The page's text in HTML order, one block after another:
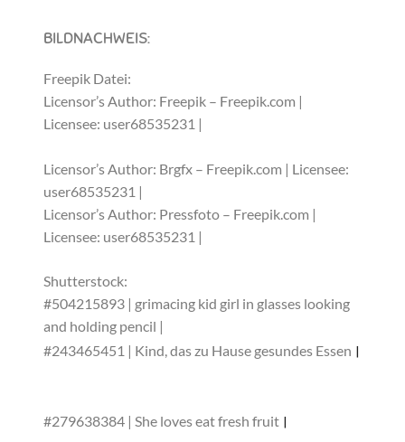
BILDNACHWEIS:
Freepik Datei:
Licensor’s Author: Freepik – Freepik.com |
Licensee: user68535231 |
Licensor’s Author: Brgfx – Freepik.com | Licensee:
user68535231 |
Licensor’s Author: Pressfoto – Freepik.com |
Licensee: user68535231 |
Shutterstock:
#504215893 | grimacing kid girl in glasses looking
and holding pencil |
#243465451 | Kind, das zu Hause gesundes Essen |
#279638384 | She loves eat fresh fruit |